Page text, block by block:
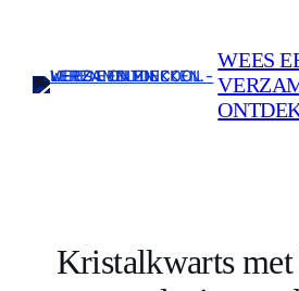
inhoud
WEES
Kristalkwarts